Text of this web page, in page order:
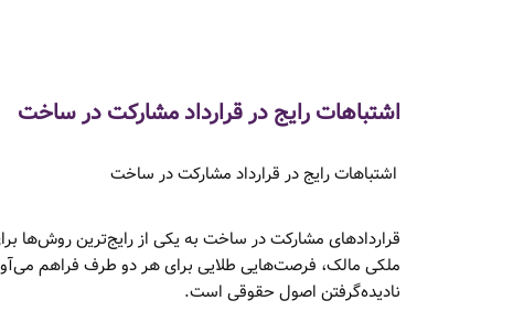
اشتباهات رایج در قرارداد مشارکت در ساخت
اشتباهات رایج در قرارداد مشارکت در ساخت
قراردادهای مشارکت در ساخت به یکی از رایج‌ترین روش‌ها
ملکی مالک، فرصت‌هایی طلایی برای هر دو طرف فراهم
نادیده‌گرفتن اصول حقوقی است.